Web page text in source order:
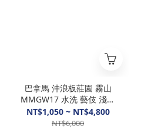
巴拿馬 沖浪板莊園 霧山
MMGW17 水洗 藝伎 淺焙
咖啡豆
NT$1,050 ~ NT$4,800
NT$6,000